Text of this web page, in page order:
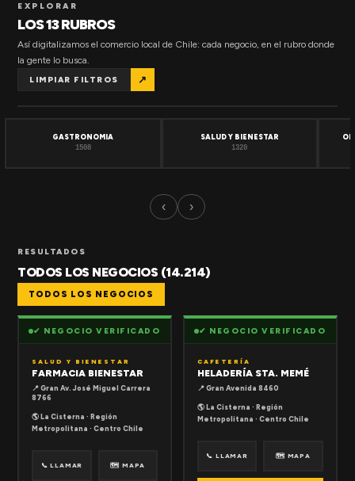
EXPLORAR
LOS 13 RUBROS
Así digitalizamos el comercio local de Chile: cada negocio, en el rubro donde
la gente lo busca.
LIMPIAR FILTROS ↗
GASTRONOMIA
1508
SALUD Y BIENESTAR
1320
‹ ›
RESULTADOS
TODOS LOS NEGOCIOS (14.214)
TODOS LOS NEGOCIOS
✔ NEGOCIO VERIFICADO
SALUD Y BIENESTAR
FARMACIA BIENESTAR
📍 Gran Av. José Miguel Carrera
8766
🌎 La Cisterna · Región
Metropolitana · Centro Chile
📞 LLAMAR 🗺 MAPA
✔ NEGOCIO VERIFICADO
CAFETERÍA
HELADERÍA STA. MEMÉ
📍 Gran Avenida 8460
🌎 La Cisterna · Región
Metropolitana · Centro Chile
📞 LLAMAR 🗺 MAPA